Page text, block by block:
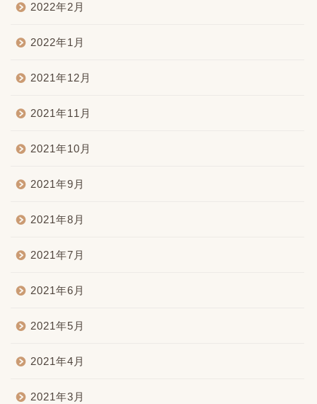
2022年2月
2022年1月
2021年12月
2021年11月
2021年10月
2021年9月
2021年8月
2021年7月
2021年6月
2021年5月
2021年4月
2021年3月